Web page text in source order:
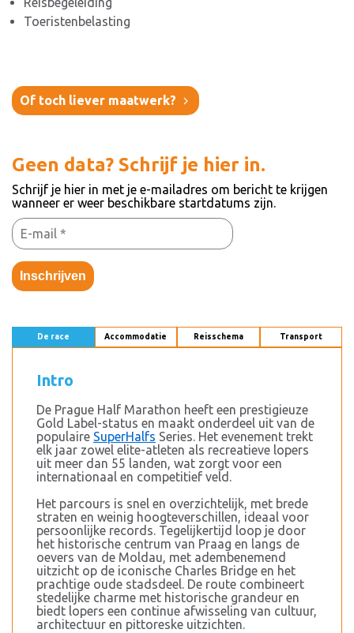
Toeristenbelasting
Of toch liever maatwerk?
Geen data? Schrijf je hier in.
Schrijf je hier in met je e-mailadres om bericht te krijgen
wanneer er weer beschikbare startdatums zijn.
Inschrijven
De race Accommodatie Reisschema Transport
Intro
De Prague Half Marathon heeft een prestigieuze
Gold Label-status en maakt onderdeel uit van de
populaire SuperHalfs Series. Het evenement trekt
elk jaar zowel elite-atleten als recreatieve lopers
uit meer dan 55 landen, wat zorgt voor een
internationaal en competitief veld.
Het parcours is snel en overzichtelijk, met brede
straten en weinig hoogteverschillen, ideaal voor
persoonlijke records. Tegelijkertijd loop je door
het historische centrum van Praag en langs de
oevers van de Moldau, met adembenemend
uitzicht op de iconische Charles Bridge en het
prachtige oude stadsdeel. De route combineert
stedelijke charme met historische grandeur en
biedt lopers een continue afwisseling van cultuur,
architectuur en pittoreske uitzichten.